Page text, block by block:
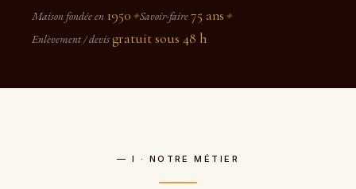
Maison fondée en 1950 ✦Savoir-faire75 ans ✦
Enlèvement / devis gratuit sous 48 h
— I · NOTRE MÉTIER